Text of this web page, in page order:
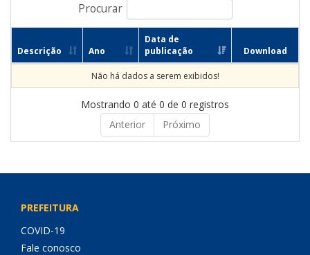
Procurar
Descrição Ano
Data de
publicação
Download
Não há dados a serem exibidos!
Mostrando 0 até 0 de 0 registros
Anterior
Próximo
PREFEITURA
COVID-19
Fale conosco